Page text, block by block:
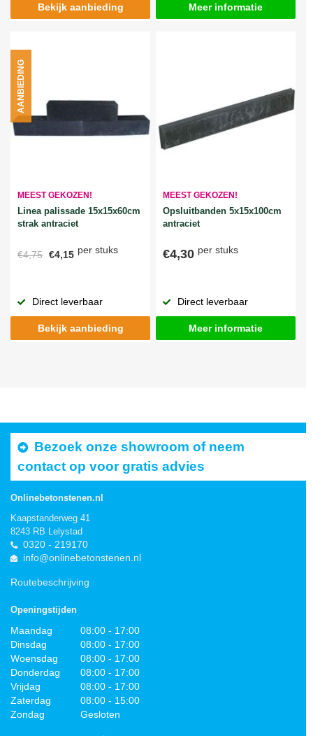
Bekijk aanbieding Meer informatie
MEEST GEKOZEN!
Linea palissade 15x15x60cm
strak antraciet
€4,75 €4,15 per stuks
AANBIEDING
Direct leverbaar
Bekijk aanbieding
MEEST GEKOZEN!
Opsluitbanden 5x15x100cm
antraciet
€4,30 per stuks
Direct leverbaar
Meer informatie
Bezoek onze showroom of neem
contact op voor gratis advies
Onlinebetonstenen.nl
Kaapstanderweg 41
8243 RB Lelystad
0320 - 219170
info@onlinebetonstenen.nl
Routebeschrijving
Openingstijden
Maandag
08:00 - 17:00
Dinsdag
08:00 - 17:00
Woensdag
08:00 - 17:00
Donderdag
08:00 - 17:00
Vrijdag
08:00 - 17:00
Zaterdag
08:00 - 15:00
Zondag
Gesloten